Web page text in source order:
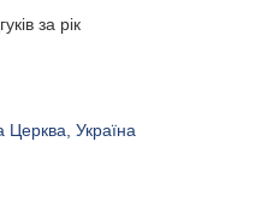
за рік
Церква, Україна